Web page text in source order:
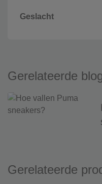
Geslacht
Gerelateerde
Gerelateerde